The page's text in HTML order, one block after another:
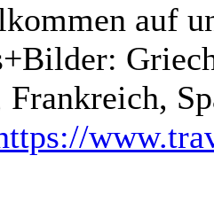
auf
Frankreich,